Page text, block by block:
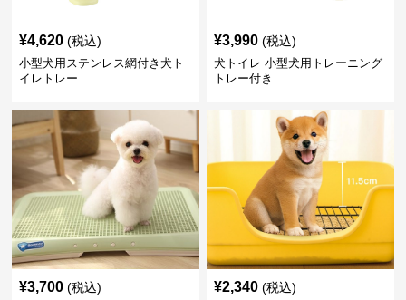
¥4,620 (税込)
小型犬用ステンレス網付き犬ト
イレトレー
¥3,990 (税込)
犬トイレ 小型犬用トレーニング
トレー付き
¥3,700 (税込) ¥2,340 (税込)